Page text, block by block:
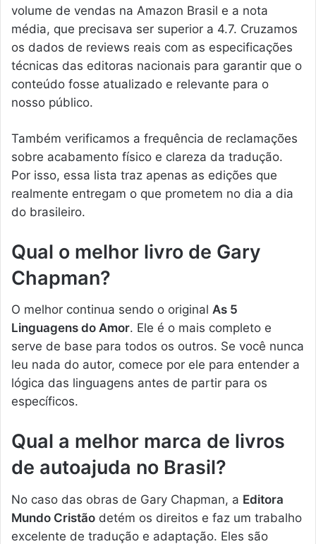
volume de vendas na Amazon Brasil e a nota
média, que precisava ser superior a 4.7. Cruzamos
os dados de reviews reais com as especificações
técnicas das editoras nacionais para garantir que o
conteúdo fosse atualizado e relevante para o
nosso público.
Também verificamos a frequência de reclamações
sobre acabamento físico e clareza da tradução.
Por isso, essa lista traz apenas as edições que
realmente entregam o que prometem no dia a dia
do brasileiro.
Qual o melhor livro de Gary
Chapman?
O melhor continua sendo o original As 5
Linguagens do Amor. Ele é o mais completo e
serve de base para todos os outros. Se você nunca
leu nada do autor, comece por ele para entender a
lógica das linguagens antes de partir para os
específicos.
Qual a melhor marca de livros
de autoajuda no Brasil?
No caso das obras de Gary Chapman, a Editora
Mundo Cristão detém os direitos e faz um trabalho
excelente de tradução e adaptação. Eles são